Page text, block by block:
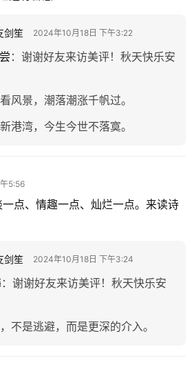
剑笙 2024年10月18日 下午3:22
： 谢谢好友来访美评！秋天快乐安
风景，潮落潮涨千帆过。
港湾，今生今世不落寞。
5:56
点、情趣一点、灿烂一点。来读诗
剑笙 2024年10月18日 下午3:24
： 谢谢好友来访美评！秋天快乐安
不是逃避，而是更深的介入。